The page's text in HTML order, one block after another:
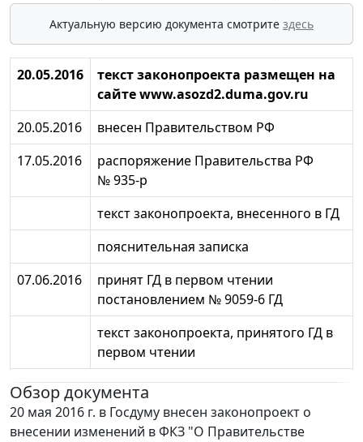
Актуальную версию документа смотрите здесь
20.05.2016
текст законопроекта размещен на
сайте www.asozd2.duma.gov.ru
20.05.2016
внесен Правительством РФ
17.05.2016
распоряжение Правительства РФ
№ 935-р
текст законопроекта, внесенного в ГД
пояснительная записка
07.06.2016
принят ГД в первом чтении
постановлением № 9059-6 ГД
текст законопроекта, принятого ГД в
первом чтении
Обзор документа
20 мая 2016 г. в Госдуму внесен законопроект о
внесении изменений в ФКЗ "О Правительстве